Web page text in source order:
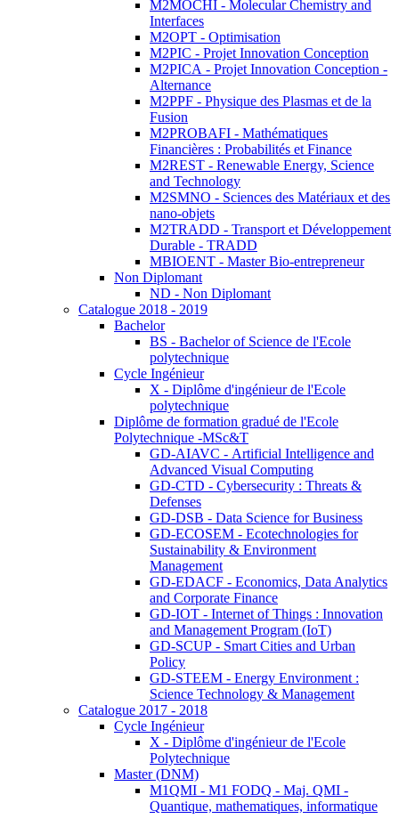
M2MOCHI - Molecular Chemistry and
Interfaces
M2OPT - Optimisation
M2PIC - Projet Innovation Conception
M2PICA - Projet Innovation Conception -
Alternance
M2PPF - Physique des Plasmas et de la
Fusion
M2PROBAFI - Mathématiques
Financières : Probabilités et Finance
M2REST - Renewable Energy, Science
and Technology
M2SMNO - Sciences des Matériaux et des
nano-objets
M2TRADD - Transport et Développement
Durable - TRADD
MBIOENT - Master Bio-entrepreneur
Non Diplomant
ND - Non Diplomant
Catalogue 2018 - 2019
Bachelor
BS - Bachelor of Science de l'Ecole
polytechnique
Cycle Ingénieur
X - Diplôme d'ingénieur de l'Ecole
polytechnique
Diplôme de formation gradué de l'Ecole
Polytechnique -MSc&T
GD-AIAVC - Artificial Intelligence and
Advanced Visual Computing
GD-CTD - Cybersecurity : Threats &
Defenses
GD-DSB - Data Science for Business
GD-ECOSEM - Ecotechnologies for
Sustainability & Environment
Management
GD-EDACF - Economics, Data Analytics
and Corporate Finance
GD-IOT - Internet of Things : Innovation
and Management Program (IoT)
GD-SCUP - Smart Cities and Urban
Policy
GD-STEEM - Energy Environment :
Science Technology & Management
Catalogue 2017 - 2018
Cycle Ingénieur
X - Diplôme d'ingénieur de l'Ecole
Polytechnique
Master (DNM)
M1QMI - M1 FODQ - Maj. QMI -
Quantique, mathematiques, informatique